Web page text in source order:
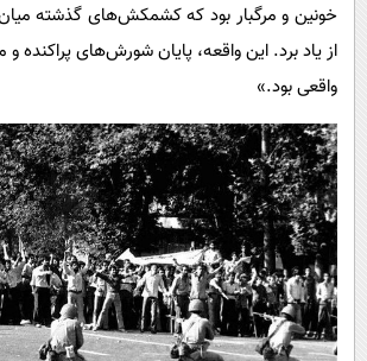
سلامت
سفر و تفریح
سیاست خارجی
فرهنگ و هنر
علم و دانش
علمی
اخبار کریپتو
گوناگون
سرگرمی
باشگاه مغز
مجله تصویری سلاح
فیلم
اقتصاد
ورزش
سیاست
سرگرمی
عصر ایران 2
خواندنی ها و دیدنی ها
داستان کوتاه
پیامک
آموزش زبان
خونین و مرگبار بود که کشمکش‌های گذشته
از یاد برد. این واقعه، پایان شورش‌های پراکنده
واقعی بود.»